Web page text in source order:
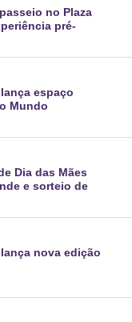
no Plaza
pré-
espaço
Mundo
Dia das Mães
e sorteio de
nova edição